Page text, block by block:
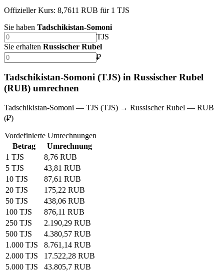
Offizieller Kurs: 8,7611 RUB für 1 TJS
Sie haben Tadschikistan-Somoni
TJS
Sie erhalten Russischer Rubel
₽
Tadschikistan-Somoni (TJS) in Russischer Rubel
(RUB) umrechnen
Tadschikistan-Somoni — TJS (TJS) → Russischer Rubel — RUB
(₽)
Vordefinierte Umrechnungen
Betrag
Umrechnung
1 TJS
8,76 RUB
5 TJS
43,81 RUB
10 TJS
87,61 RUB
20 TJS
175,22 RUB
50 TJS
438,06 RUB
100 TJS
876,11 RUB
250 TJS
2.190,29 RUB
500 TJS
4.380,57 RUB
1.000 TJS
8.761,14 RUB
2.000 TJS
17.522,28 RUB
5.000 TJS
43.805,7 RUB